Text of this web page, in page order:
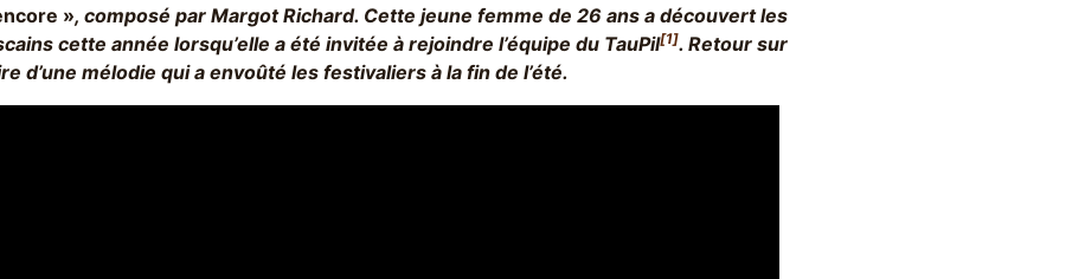
», composé par Margot Richard. Cette jeune femme de 26 ans a découvert les
cette année lorsqu’elle a été invitée à rejoindre l’équipe du TauPil[1]. Retour sur
d’une mélodie qui a envoûté les festivaliers à la fin de l’été.